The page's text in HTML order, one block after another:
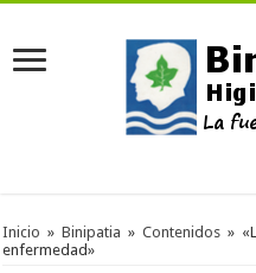
Inicio » Binipatia » Contenidos »
enfermedad»